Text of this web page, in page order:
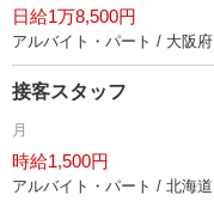
日給1万8,500円
アルバイト・パート / 大阪府
接客スタッフ
月
時給1,500円
アルバイト・パート / 北海道